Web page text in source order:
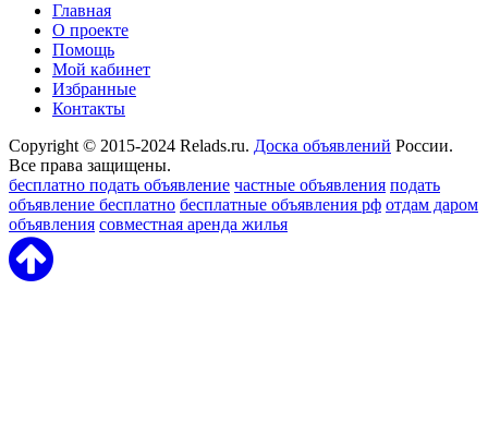
Главная
О проекте
Помощь
Мой кабинет
Избранные
Контакты
Copyright © 2015-2024 Relads.ru. Доска объявлений России.
Все права защищены.
бесплатно подать объявление частные объявления подать
объявление бесплатно бесплатные объявления рф отдам даром
объявления совместная аренда жилья